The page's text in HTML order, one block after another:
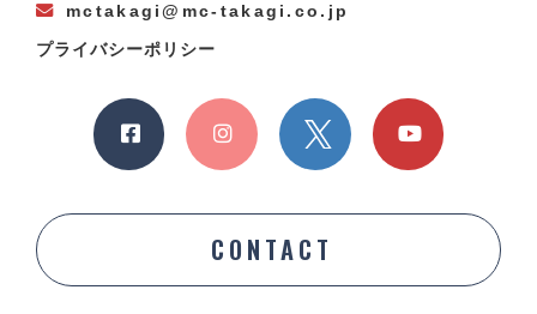
mctakagi@mc-takagi.co.jp
プライバシーポリシー
CONTACT